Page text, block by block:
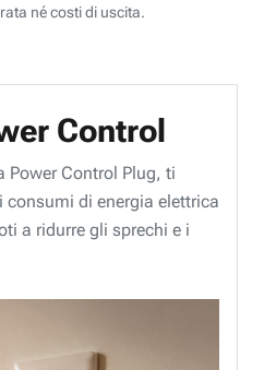
né costi di uscita.
Control
Power Control Plug, ti
consumi di energia elettrica
a ridurre gli sprechi e i